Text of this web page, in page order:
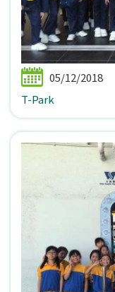
05/12/2018
T-Park